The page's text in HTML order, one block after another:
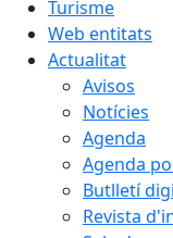
Turisme
Web entitats
Actualitat
Avisos
Notícies
Agenda
Agenda
Butlletí
Revista